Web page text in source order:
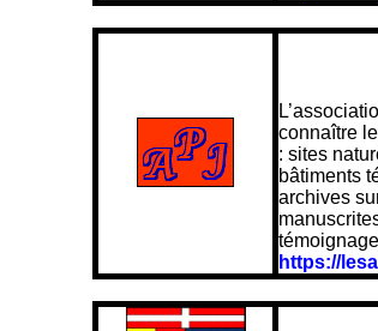
connaître
: sites
bâtiments
archives
https://